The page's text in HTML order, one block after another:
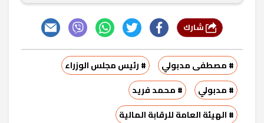
# مصطفى مدبولي
# رئيس مجلس الوزراء
# مدبولي
# محمد فريد
# الهيئة العامة للرقابة المالية